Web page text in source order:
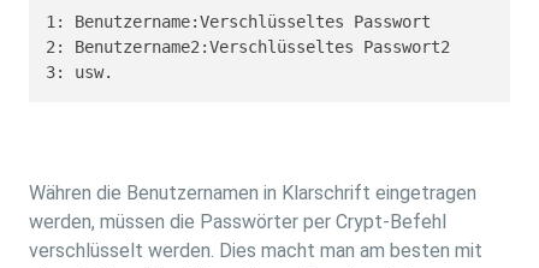
1: Benutzername:Verschlüsseltes Passwort
2: Benutzername2:Verschlüsseltes Passwort2
3: usw.
Währen die Benutzernamen in Klarschrift eingetragen
werden, müssen die Passwörter per Crypt-Befehl
verschlüsselt werden. Dies macht man am besten mit